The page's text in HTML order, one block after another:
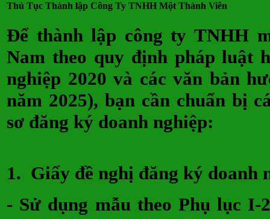
Thủ Tục Thành lập Công Ty TNHH Một Thành Viên
Để thành lập công ty TNHH
Nam theo quy định pháp luật
nghiệp 2020 và các văn bản
năm 2025), bạn cần chuẩn bị
sơ đăng ký doanh nghiệp:
1. Giấy đề nghị đăng ký doanh
- Sử dụng mẫu theo Phụ lục I-